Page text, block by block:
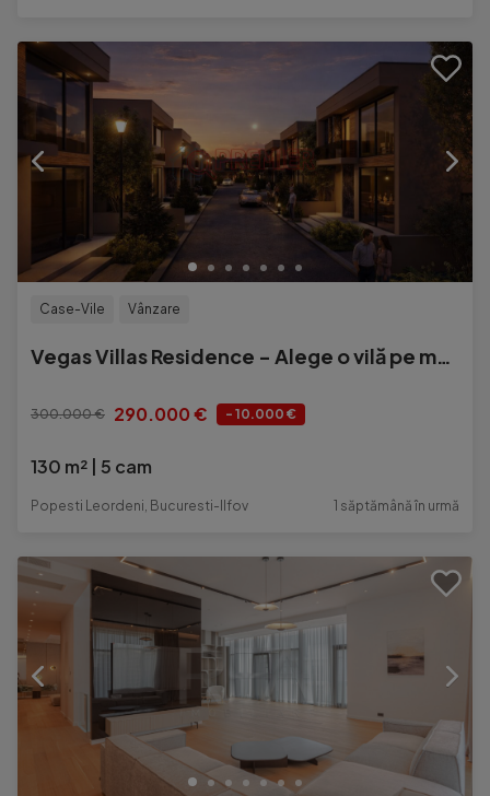
Case-Vile Vânzare
Vegas Villas Residence - Alege o vilă pe măsura vieții
300.000 € 290.000 € - 10.000 €
130 m² 5 cam
Popesti Leordeni, Bucuresti-Ilfov 1 săptămână în urmă